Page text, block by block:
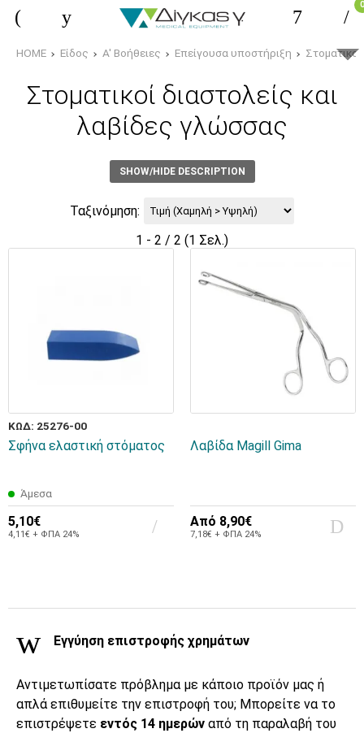
0
HOME Είδος Α' Βοήθειες Επείγουσα υποστήριξη
Στοματικοί διαστολείς και
λαβίδες γλώσσας
SHOW/HIDE DESCRIPTION
Ταξινόμηση:
1 - 2 / 2 (1 Σελ.)
ΚΩΔ: 25276-00
Σφήνα ελαστική στόματος
Άμεσα
5,10€
4,11€ + ΦΠΑ 24%
Λαβίδα Magill Gima
Από 8,90€
7,18€ + ΦΠΑ 24%
Εγγύηση επιστροφής χρημάτων
Αντιμετωπίσατε πρόβλημα με κάποιο προϊόν μας ή
απλά επιθυμείτε την επιστροφή του; Μπορείτε να το
επιστρέψετε εντός 14 ημερών από τη παραλαβή του